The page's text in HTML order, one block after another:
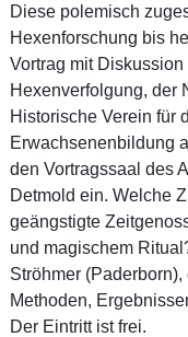
Diese polemisch
Hexenforschung bis
Vortrag mit
Hexenverfolgung, der
Historische Verein für
Erwachsenenbildung
den Vortragssaal des
Detmold ein. Welche
geängstigte
und magischem
Ströhmer
Methoden,
Der Eintritt ist frei.